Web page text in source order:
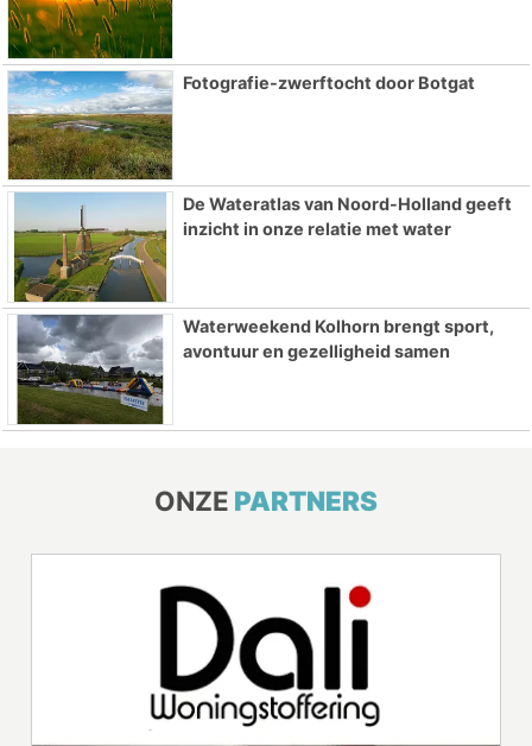
Fotografie-zwerftocht door Botgat
De Wateratlas van Noord-Holland geeft
inzicht in onze relatie met water
Waterweekend Kolhorn brengt sport,
avontuur en gezelligheid samen
ONZE PARTNERS